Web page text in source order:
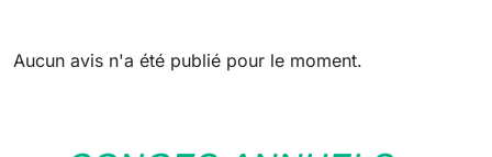
Aucun avis n'a été publié pour le moment.